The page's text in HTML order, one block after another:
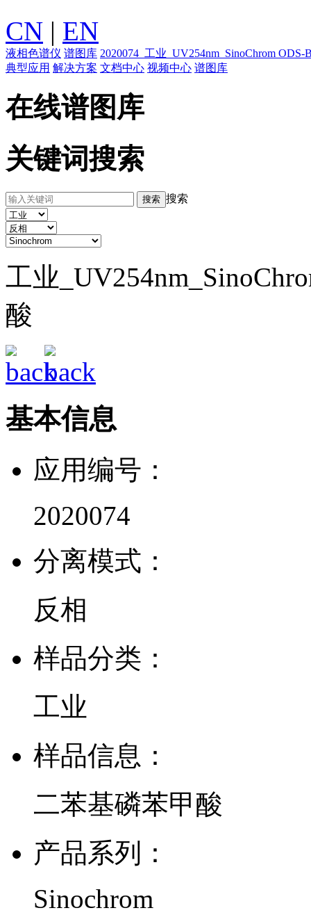
CN | EN
液相色谱仪 谱图库 2020074_工业_UV254nm_SinoChrom
典型应用 解决方案 文档中心 视频中心 谱图库
在线谱图库
关键词搜索
搜索
工业
酸
基本信息
应用编号：
2020074
分离模式：
反相
样品分类：
工业
样品信息：
二苯基磷苯甲酸
产品系列：
Sinochrom